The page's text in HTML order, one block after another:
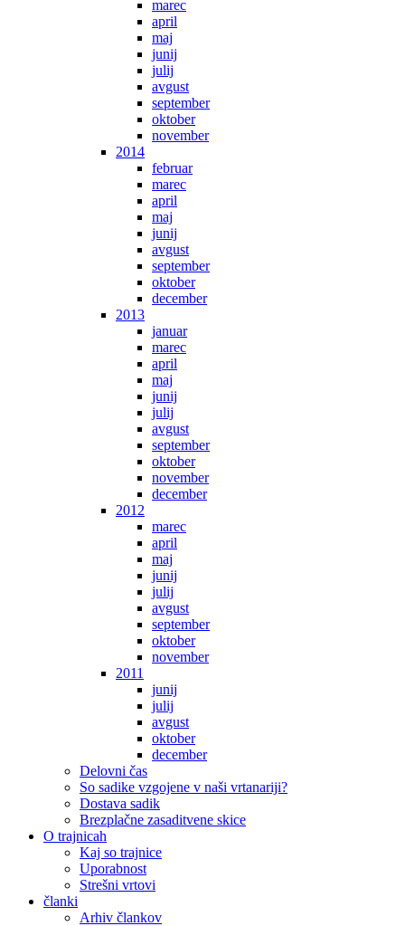
marec
april
maj
junij
julij
avgust
september
oktober
november
2014
februar
marec
april
maj
junij
avgust
september
oktober
december
2013
januar
marec
april
maj
junij
julij
avgust
september
oktober
november
december
2012
marec
april
maj
junij
julij
avgust
september
oktober
november
2011
junij
julij
avgust
oktober
december
Delovni čas
So sadike vzgojene v naši vrtanariji?
Dostava sadik
Brezplačne zasaditvene skice
O trajnicah
Kaj so trajnice
Uporabnost
Strešni vrtovi
članki
Arhiv člankov